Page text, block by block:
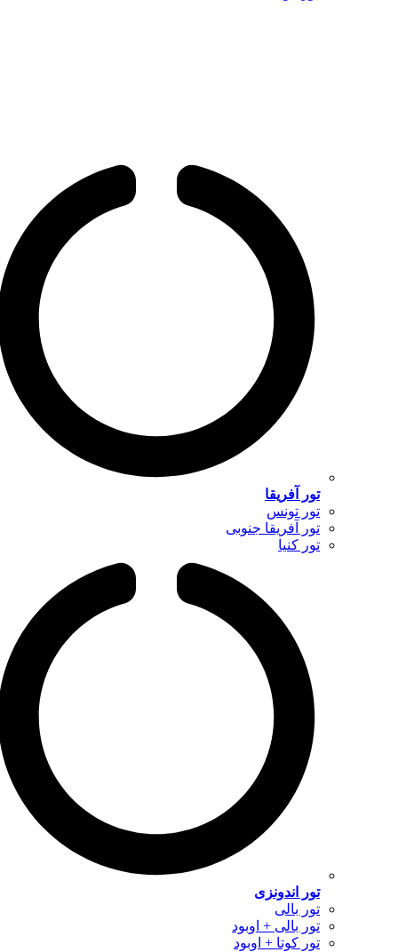
تور آفریقا
تور تونس
تور آفریقا جنوبی
تور کنیا
تور اندونزی
تور بالی
تور بالی + اوبود
تور کوتا + اوبود